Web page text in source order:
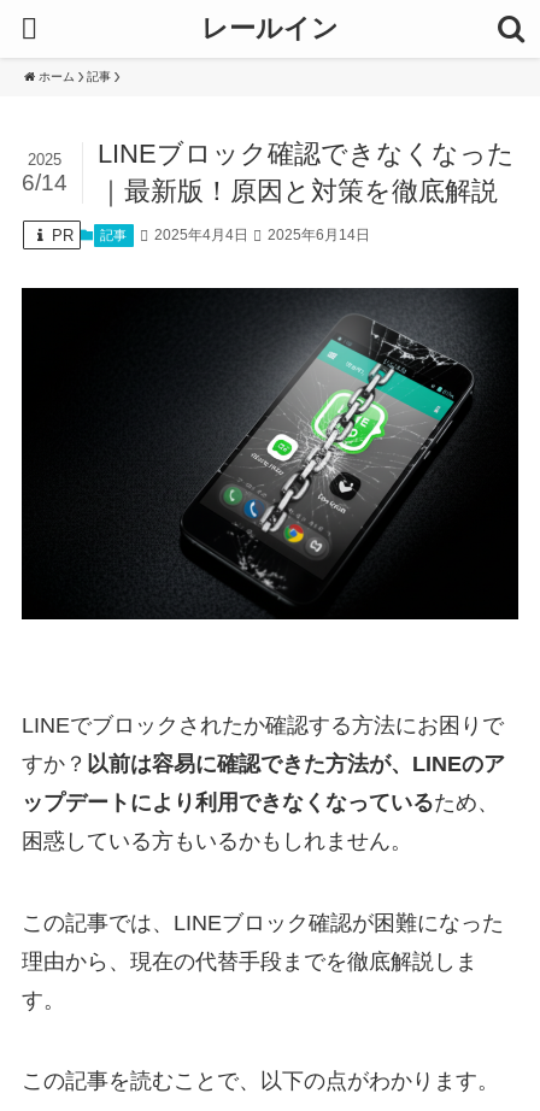
レールイン
ホーム 記事
LINEブロック確認できなくなった
｜最新版！原因と対策を徹底解説
2025
6/14
PR 記事 2025年4月4日 2025年6月14日
LINEでブロックされたか確認する方法にお困りで
すか？ 以前は容易に確認できた方法が、LINEのア
ップデートにより利用できなくなっているため、
困惑している方もいるかもしれません。
この記事では、LINEブロック確認が困難になった
理由から、現在の代替手段までを徹底解説しま
す。
この記事を読むことで、以下の点がわかります。